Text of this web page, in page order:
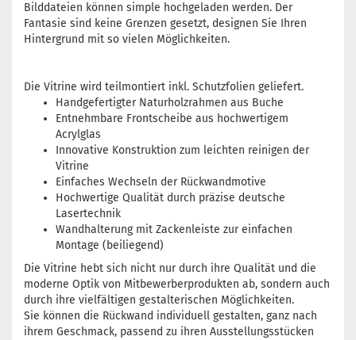
Bilddateien können simple hochgeladen werden. Der
Fantasie sind keine Grenzen gesetzt, designen Sie Ihren
Hintergrund mit so vielen Möglichkeiten.
Die Vitrine wird teilmontiert inkl. Schutzfolien geliefert.
Handgefertigter Naturholzrahmen aus Buche
Entnehmbare Frontscheibe aus hochwertigem
Acrylglas
Innovative Konstruktion zum leichten reinigen der
Vitrine
Einfaches Wechseln der Rückwandmotive
Hochwertige Qualität durch präzise deutsche
Lasertechnik
Wandhalterung mit Zackenleiste zur einfachen
Montage (beiliegend)
Die Vitrine hebt sich nicht nur durch ihre Qualität und die
moderne Optik von Mitbewerberprodukten ab, sondern auch
durch ihre vielfältigen gestalterischen Möglichkeiten.
Sie können die Rückwand individuell gestalten, ganz nach
ihrem Geschmack, passend zu ihren Ausstellungsstücken